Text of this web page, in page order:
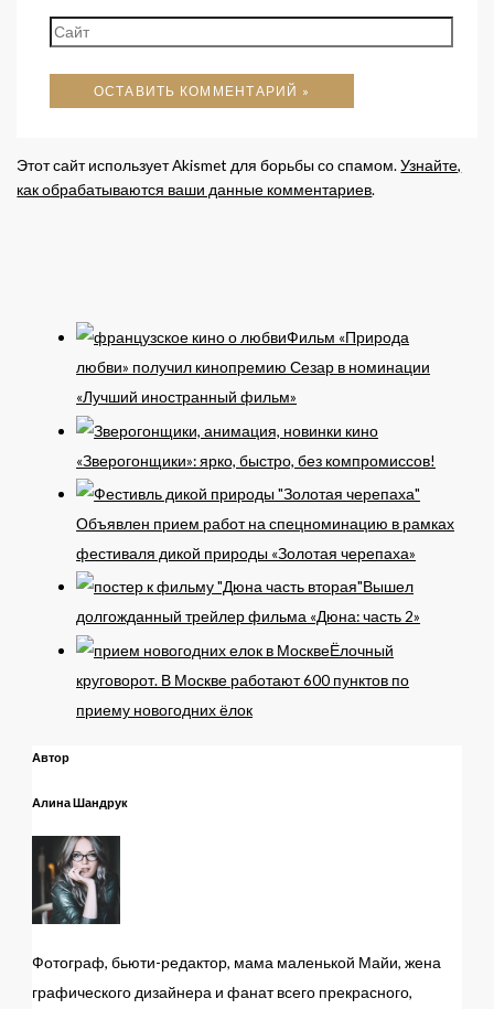
Сайт
Этот сайт использует Akismet для борьбы со спамом.Узнайте,
как обрабатываются ваши данные комментариев.
Фильм «Природа
любви» получил кинопремию Сезар в номинации
«Лучший иностранный фильм»
«Зверогонщики»: ярко, быстро, без компромиссов!
Объявлен прием работ на спецноминацию в рамках
фестиваля дикой природы «Золотая черепаха»
Вышел
долгожданный трейлер фильма «Дюна: часть 2»
Ёлочный
круговорот. В Москве работают 600 пунктов по
приему новогодних ёлок
Автор
Алина Шандрук
Фотограф, бьюти-редактор, мама маленькой Майи, жена
графического дизайнера и фанат всего прекрасного,